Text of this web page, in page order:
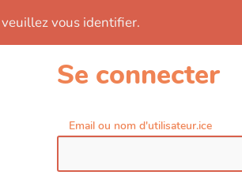
vous identifier.
Se connecter
Email ou nom d'utilisateur.ice